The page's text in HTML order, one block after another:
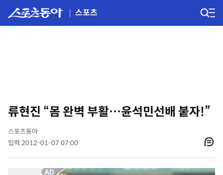
스포츠
류현진 “몸 완벽 부활…윤석민선배 붙자!”
스포츠동아
입력 2012-01-07 07:00